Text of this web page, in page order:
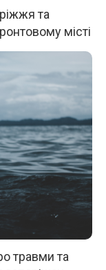
та
місті
травми та